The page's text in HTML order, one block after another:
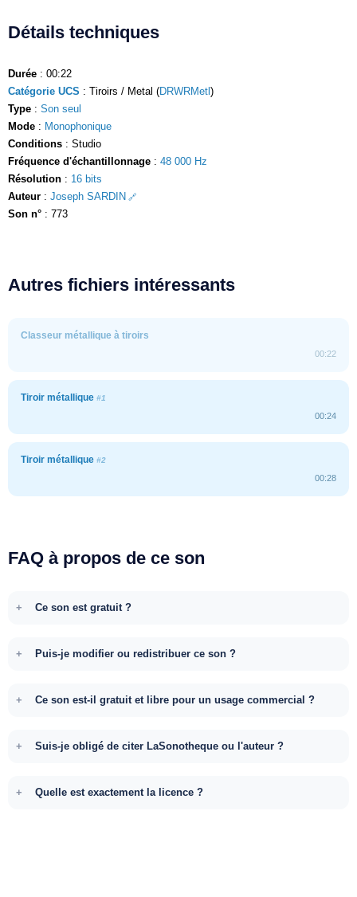
Détails techniques
Durée : 00:22
Catégorie UCS : Tiroirs / Metal (DRWRMetl )
Type : Son seul
Mode : Monophonique
Conditions : Studio
Fréquence d'échantillonnage : 48 000 Hz
Résolution : 16 bits
Auteur : Joseph SARDIN
Son n° : 773
Autres fichiers intéressants
Classeur métallique à tiroirs
00:22
Tiroir métallique #1
00:24
Tiroir métallique #2
00:28
FAQ à propos de ce son
Ce son est gratuit ?
Puis-je modifier ou redistribuer ce son ?
Ce son est-il gratuit et libre pour un usage commercial ?
Suis-je obligé de citer LaSonotheque ou l'auteur ?
Quelle est exactement la licence ?